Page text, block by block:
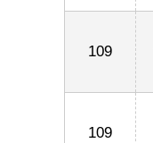
109
109